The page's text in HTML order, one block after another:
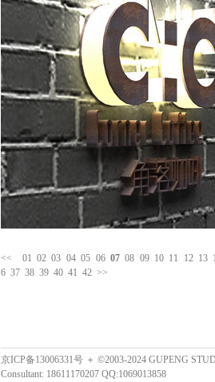
<< 01 02 03 04 05 06 07 08 09 10 11 12 13
6 37 38 39 40 41 42 >>
京ICP备13006331号 ＋ ©2003-2024 GUPENG
Consultant: 18611170207 QQ:1069013858